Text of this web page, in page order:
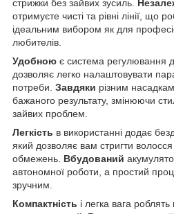
стрижки без зайвих зусиль.
отримуєте чисті та рівні лінії, що
ідеальним вибором як для
любителів.
Удобною є система регулювання
дозволяє легко налаштовувати
потреби. Завдяки різним
бажаного результату, змінюючи
зайвих проблем.
Легкість в використанні додає
який дозволяє вам стригти
обмежень. Вбудований
автономної роботи, а простий
зручним.
Компактність і легка вага